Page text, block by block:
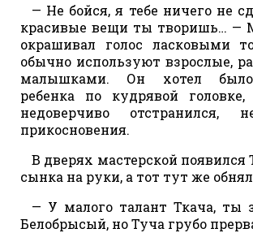
— Не бойся, я тебе ничего не
красивые вещи ты творишь… —
окрашивал голос ласковыми
обычно используют взрослые,
малышками. Он хотел было
ребенка по кудрявой
недоверчиво отстранился,
прикосновения.
В дверях мастерской появился
сынка на руки, а тот тут же
— У малого талант Ткача, ты
Белобрысый, но Туча грубо